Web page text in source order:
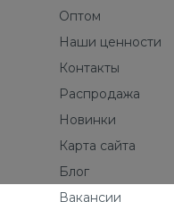
Оптом
Наши ценности
Контакты
Распродажа
Новинки
Карта сайта
Блог
Вакансии